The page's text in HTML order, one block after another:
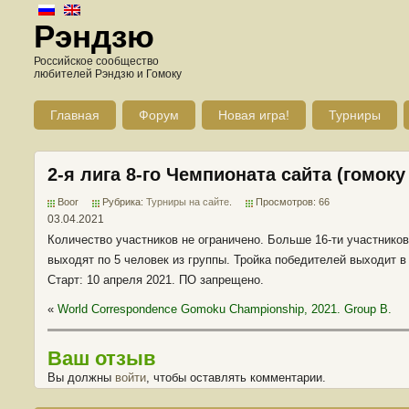
Рэндзю
Российское сообщество
любителей Рэндзю и Гомоку
Главная Форум Новая игра! Турниры
2-я лига 8-го Чемпионата сайта
Boor Рубрика: Турниры на сайте Просмотров: 66
03.04.2021
Количество участников не ограничено. Больше 16-ти
выходят по 5 человек из группы. Тройка победителей выходит
Старт: 10 апреля 2021. ПО запрещено.
« World Correspondence Gomoku Championship, 2021. Group B.
Ваш отзыв
Вы должны войти, чтобы оставлять комментарии.